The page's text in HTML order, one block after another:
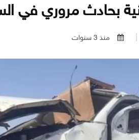
بحادث مروري في
منذ 3 سنوات